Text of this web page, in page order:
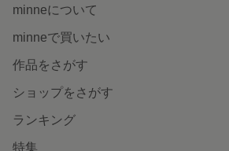
minneについて
minneで買いたい
作品をさがす
ショップをさがす
ランキング
特集